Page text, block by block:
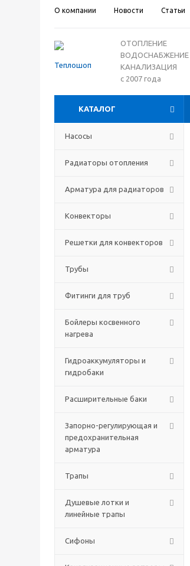
О компании Новости Статьи
ОТОПЛЕНИЕ
ВОДОСНАБЖЕНИЕ
КАНАЛИЗАЦИЯ
с 2007 года
КАТАЛОГ
Насосы
Радиаторы отопления
Арматура для радиаторов
Конвекторы
Решетки для конвекторов
Трубы
Фитинги для труб
Бойлеры косвенного
нагрева
Гидроаккумуляторы и
гидробаки
Расширительные баки
Запорно-регулирующая и
предохранительная
арматура
Трапы
Душевые лотки и
линейные трапы
Сифоны